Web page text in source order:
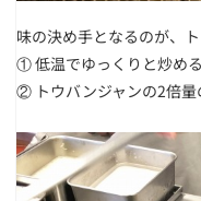
味の決め手となるのが、
① 低温でゆっくりと炒める
② トウバンジャンの2倍量